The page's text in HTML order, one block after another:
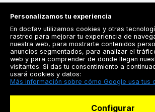
Registrarse
Docfav
Personalizamos tu experiencia
En docfav utilizamos cookies y otras
rastreo para mejorar tu experiencia de
nuestra web, para mostrarte contenidos
anuncios segmentados, para analizar el
web y para comprender de donde llegan
visitantes. Si das tu consentimiento a
usará cookies y datos:
Más información sobre cómo Google usa tus
Configurar